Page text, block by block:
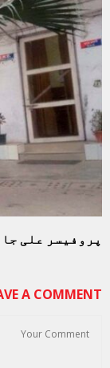
پروفیسر علی
A COMMENT